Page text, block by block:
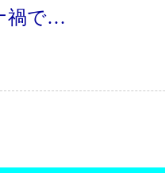
禍で…